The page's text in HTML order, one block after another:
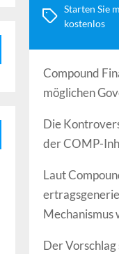
Starten Sie
kostenlos
Compound
möglichen
Die
der COMP-
Laut
Mechanismus
Der